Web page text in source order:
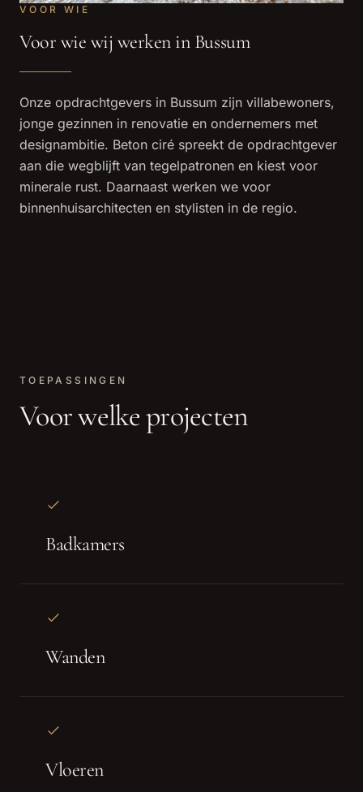
VOOR WIE
Voor wie wij werken in Bussum
Onze opdrachtgevers in Bussum zijn villabewoners,
jonge gezinnen in renovatie en ondernemers met
designambitie. Beton ciré spreekt de opdrachtgever
aan die wegblijft van tegelpatronen en kiest voor
minerale rust. Daarnaast werken we voor
binnenhuisarchitecten en stylisten in de regio.
TOEPASSINGEN
Voor welke projecten
Badkamers
Wanden
Vloeren